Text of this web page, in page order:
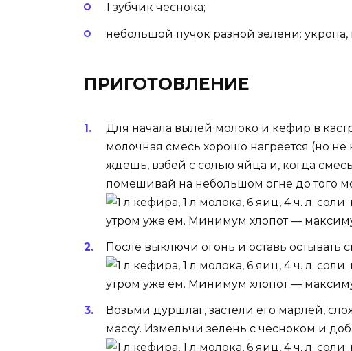
1 зубчик чеснока;
небольшой пучок разной зелени: укропа,
ПРИГОТОВЛЕНИЕ
Для начала вылей молоко и кефир в
молочная смесь хорошо нагреется (но
ждешь, взбей с солью яйца и, когда
помешивай на небольшом огне до того
После выключи огонь и оставь остывать
Возьми дуршлаг, застели его марлей,
массу. Измельчи зелень с чесноком и